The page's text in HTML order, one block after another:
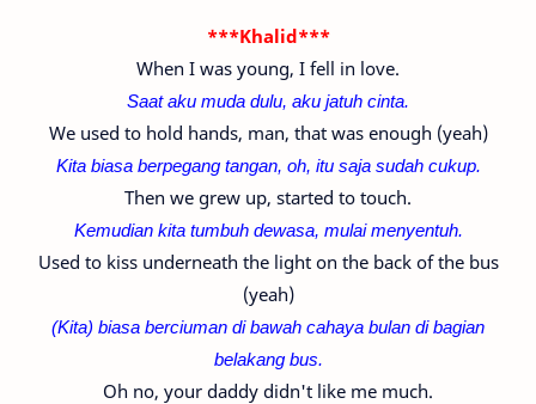
***Khalid***
When I was young, I fell in love.
Saat aku muda dulu, aku jatuh cinta.
We used to hold hands, man, that was enough (yeah)
Kita biasa berpegang tangan, oh, itu saja sudah cukup.
Then we grew up, started to touch.
Kemudian kita tumbuh dewasa, mulai menyentuh.
Used to kiss underneath the light on the back of the bus
(yeah)
(Kita) biasa berciuman di bawah cahaya bulan di bagian
belakang bus.
Oh no, your daddy didn't like me much.